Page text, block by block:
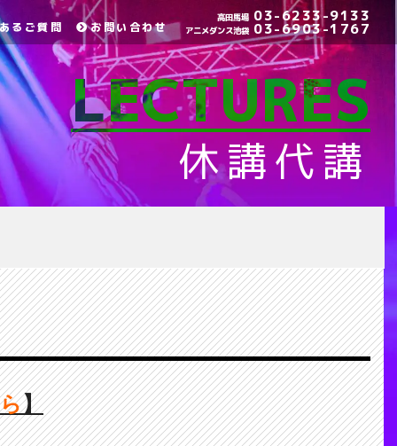
るご質問 お問い合わせ
高田馬場 03-6233-9133
アニメダンス池袋 03-6903-1767
LECTURES
休講代講
】